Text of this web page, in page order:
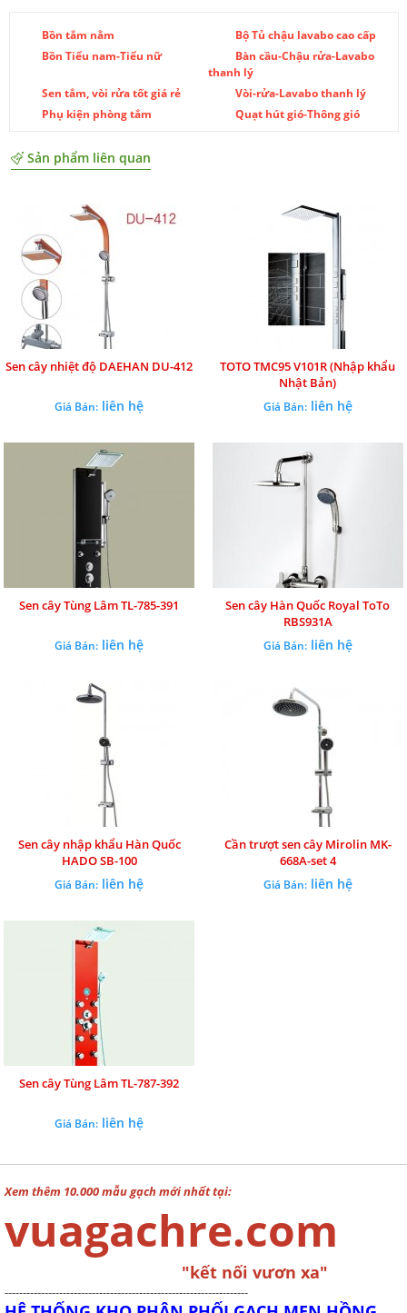
Bồn tắm nằm
Bộ Tủ chậu lavabo cao cấp
Bồn Tiểu nam-Tiểu nữ
Bàn cầu-Chậu rửa-Lavabo
thanh lý
Sen tắm, vòi rửa tốt giá rẻ
Vòi-rửa-Lavabo thanh lý
Phụ kiện phòng tắm
Quạt hút gió-Thông gió
Sản phẩm liên quan
Sen cây nhiệt độ DAEHAN DU-412
Giá Bán: liên hệ
TOTO TMC95 V101R (Nhập khẩu
Nhật Bản)
Giá Bán:liên hệ
Sen cây Tùng Lâm TL-785-391
Giá Bán: liên hệ
Sen cây Hàn Quốc Royal ToTo
RBS931A
Giá Bán:liên hệ
Sen cây nhập khẩu Hàn Quốc
HADO SB-100
Giá Bán: liên hệ
Cần trượt sen cây Mirolin MK-
668A-set 4
Giá Bán:liên hệ
Sen cây Tùng Lâm TL-787-392
Giá Bán: liên hệ
Xem thêm 10.000 mẫu gạch mới nhất tại:
vuagachre.com
"kết nối vươn xa"
-------------------------------------------------------------------